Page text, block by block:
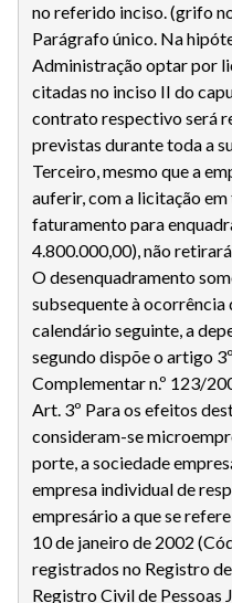
no referido inciso. (grifo
Parágrafo único. Na
Administração optar por
citadas no inciso II do
contrato respectivo será
previstas durante toda a
Terceiro, mesmo que a
auferir, com a licitação
faturamento para
4.800.000,00), não
O desenquadramento
subsequente à ocorrência
calendário seguinte, a
segundo dispõe o artigo
Complementar n.º 123/
Art. 3º Para os efeitos
consideram-se
porte, a sociedade
empresa individual de
empresário a que se
10 de janeiro de 2002
registrados no Registro
Registro Civil de Pessoas